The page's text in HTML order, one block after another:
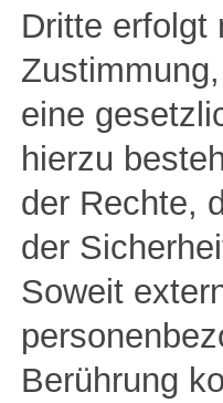
Dritte erfolgt
eine
hierzu
der Rechte,
der
Soweit
Berührung